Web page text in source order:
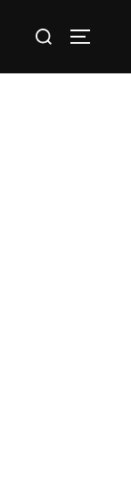
Suchen